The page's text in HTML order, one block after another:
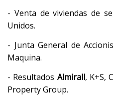
- Venta de viviendas de
Unidos.
- Junta General de
Maquina.
- Resultados Almirall, K+S,
Property Group.